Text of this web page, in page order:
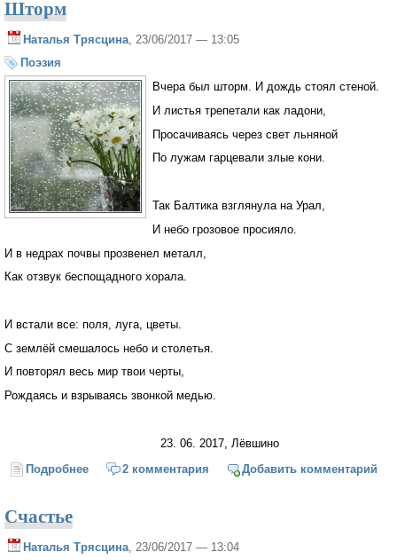
Шторм
Наталья Трясцина , 23/06/2017 — 13:05
Поэзия
Вчера был шторм. И дождь стоял стеной.
И листья трепетали как ладони,
Просачиваясь через свет льняной
По лужам гарцевали злые кони.
Так Балтика взглянула на Урал,
И небо грозовое просияло.
И в недрах почвы прозвенел металл,
Как отзвук беспощадного хорала.
И встали все: поля, луга, цветы.
С землёй смешалось небо и столетья.
И повторял весь мир твои черты,
Рождаясь и взрываясь звонкой медью.
23. 06. 2017, Лёвшино
Подробнее о Шторм2 комментария Добавить комментарий
Счастье
Наталья Трясцина, 23/06/2017 — 13:04